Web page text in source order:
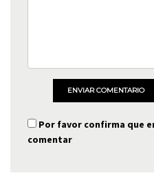
ENVIAR COMENTARIO
Por favor confirma que
comentar